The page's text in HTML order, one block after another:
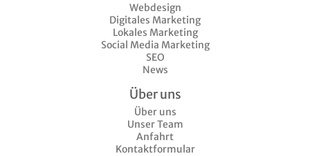
Webdesign
Digitales Marketing
Lokales Marketing
Social Media Marketing
SEO
News
Über uns
Über uns
Unser Team
Anfahrt
Kontaktformular